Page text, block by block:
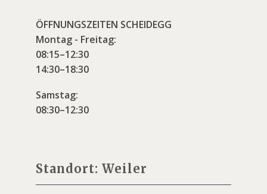
ÖFFNUNGSZEITEN SCHEIDEGG
Montag - Freitag:
08:15–12:30
14:30–18:30
Samstag:
08:30–12:30
Standort: Weiler